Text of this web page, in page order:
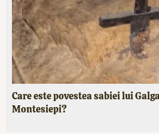
Care este povestea sabiei lui
Montesiepi?